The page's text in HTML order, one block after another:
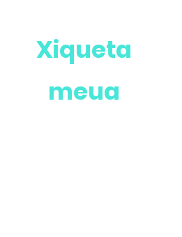
Xiqueta
meua